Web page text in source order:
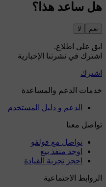
هل ساعد هذا؟
نعم لا